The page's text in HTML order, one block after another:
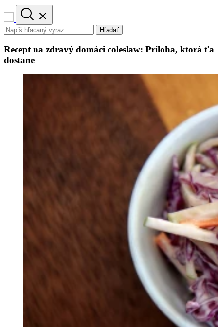
Hľadať
Recept na zdravý domáci coleslaw: Príloha, ktorá ťa
dostane